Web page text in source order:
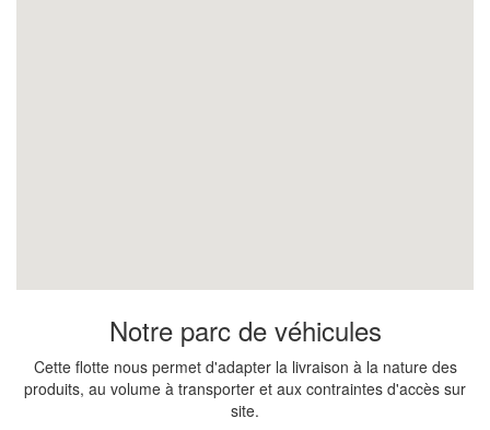
Notre parc de véhicules
Cette flotte nous permet d'adapter la livraison à la nature des
produits, au volume à transporter et aux contraintes d'accès sur
site.